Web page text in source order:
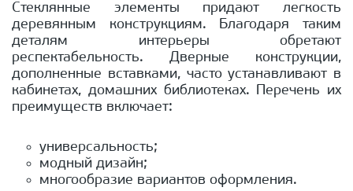
Стеклянные элементы придают легкость
деревянным конструкциям. Благодаря таким
деталям интерьеры обретают
респектабельность. Дверные конструкции,
дополненные вставками, часто устанавливают в
кабинетах, домашних библиотеках. Перечень их
преимуществ включает:
универсальность;
модный дизайн;
многообразие вариантов оформления.